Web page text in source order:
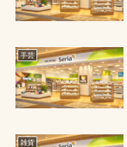
手芸
雑貨